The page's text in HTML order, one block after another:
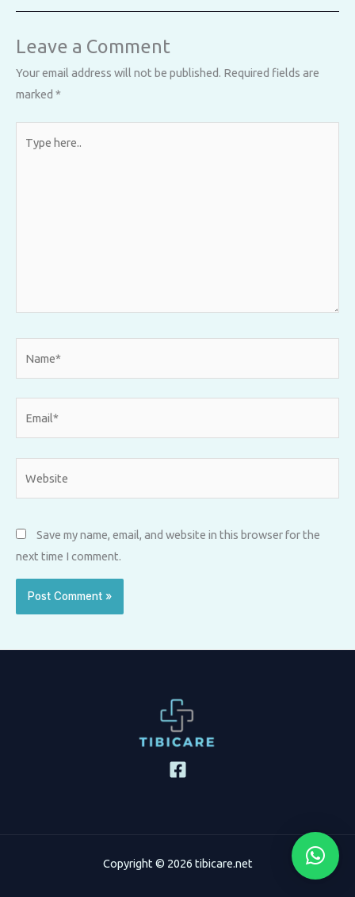
Leave a Comment
Your email address will not be published. Required fields are
marked *
here..
Save my name, email, and website in this browser for the
next time I comment.
Copyright © 2026 tibicare.net